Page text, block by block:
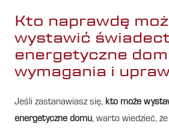
Kto naprawdę
wystawić
energetyczne
wymagania i
Jeśli zastanawiasz się, kto może
energetyczne domu, warto wiedzieć,